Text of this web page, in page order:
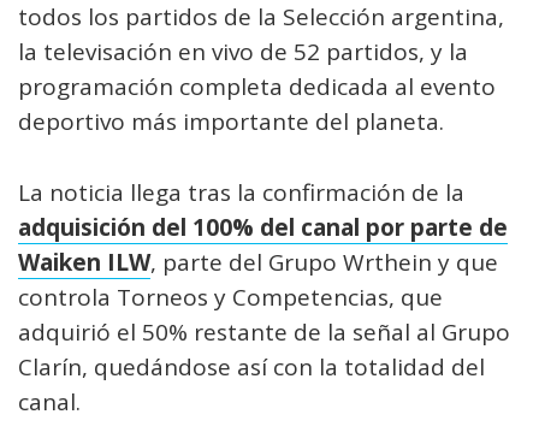
todos los partidos de la Selección argentina,
la televisación en vivo de 52 partidos, y la
programación completa dedicada al evento
deportivo más importante del planeta.
La noticia llega tras la confirmación de la
adquisición del 100% del canal por parte de
Waiken ILW, parte del Grupo Wrthein y que
controla Torneos y Competencias, que
adquirió el 50% restante de la señal al Grupo
Clarín, quedándose así con la totalidad del
canal.